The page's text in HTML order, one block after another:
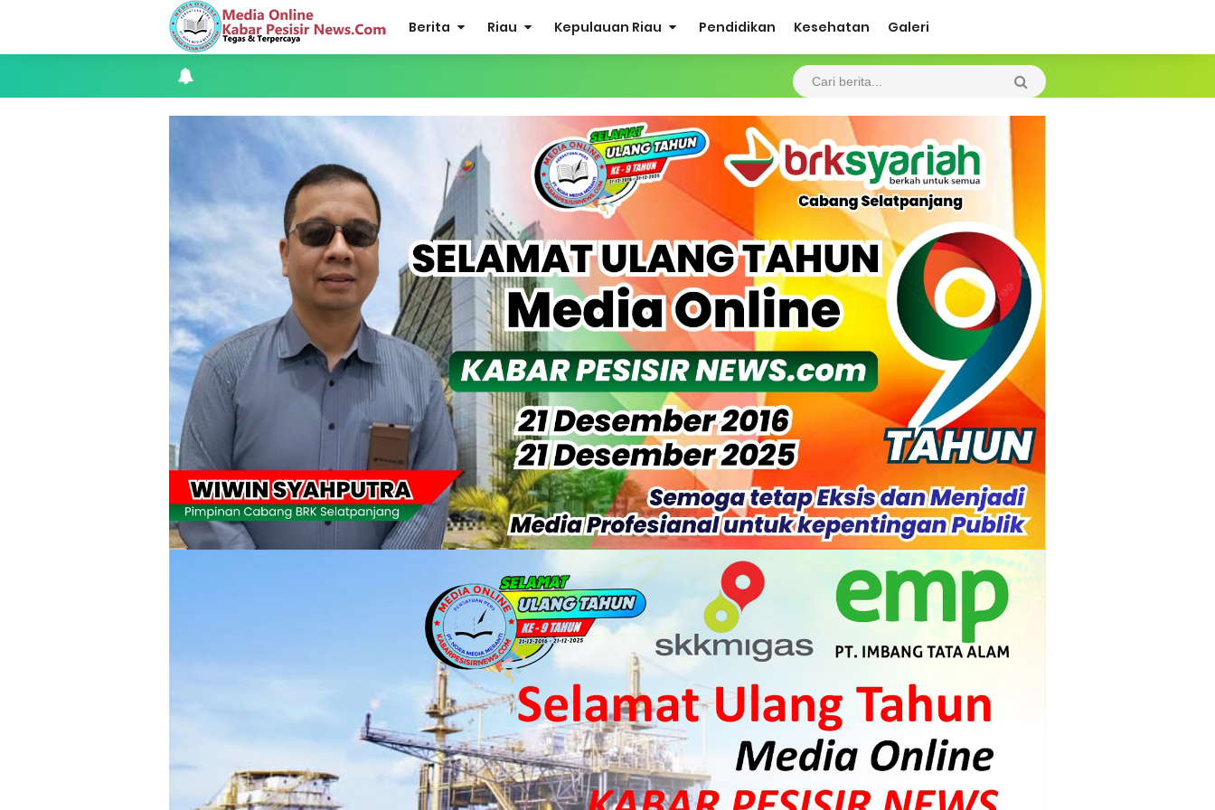
Berita Riau Kepulauan Riau Pendidikan Kesehatan Galeri
Teluk Belitung Bagaikan Kota Mati Disaat Listrik Diberlakukan Pemadaman Secara Bergilir, Mesin 600 kW Diharapkan Jadi Solusi.
F-PETIR Desak Pemkab Lingga Segera Buka Solusi Tambang Timah Rakyat: Jangan Hanya di Laut yang Beroperasi, Tambang Timah di Darat
Juga Butuh Hidup
Saat Duka Menyelimuti Korban Serangan Monyet, YBM PLN UP3 Rengat Bersama PW IWO Riau Ulurkan Tangan Kemanusiaan
Wabup Meranti Serahkan Santunan BPJS Rp52 Juta, Optimalisasi Pelaksanaan Program Jaminan Sosial Ketenagakerjaan Diperkuat
Usut Skandal Lahan Ulayat Desa Palas, Sekoci24.co Resmi Layangkan Surat Konfirmasi ke PT Arara Abadi.
Meranti 2026, 30 Putra-Putri Terbaik Disiapkan Kibarkan Merah Putih
Pulihkan Konektivitas Pascabencana, HKI Rampungkan Penanganan Jalur Lembah Anai dan Malalak
Bupati Asmar Lepas 77 Kontingen Pramuka Meranti Ikuti Jambore Nasional XII 2026 di Cibubur
Polres Kepulauan Meranti Gelar Ekspedisi Merah Putih" Jalin Sinergitas dengan Insan Pers, Komunitas dan Mahasiswa
PLN Selat Panjang Minta Maaf, Janji Datangkan Mesin Sewa Atasi Pemadaman di Merbau.
Warga Kecamatan Merbau dan Kecamatan Putri Puyu Tuntut PLN: Hentikan Pemadaman dan Beri Kompensasi
FPMP.TB Bersama OPP Teluk Belitung, Dan Perwakilan Masyarakat Desa Se- Kecamatan Merbau Datangi PLTG Melibur
Bupati Asmar Perkuat Sinergi dengan Danposal Selatpanjang, Bahas Stabilitas Wilayah dan Pembangunan Meranti
44 Tim Berlaga di Banglas Barat Cup II, Pemkab Meranti Dorong Lahirnya Atlet Berprestasi
HUT IBI Ke-75, Bupati Asmar: Bidan Garda Terdepan Wujudkan Generasi Emas Indonesia 2045